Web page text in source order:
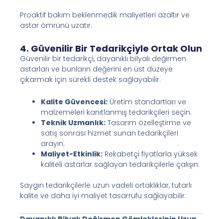
Proaktif bakım beklenmedik maliyetleri azaltır ve
astar ömrünü uzatır.
4. Güvenilir Bir Tedarikçiyle Ortak Olun
Güvenilir bir tedarikçi, dayanıklı bilyalı değirmen
astarları ve bunların değerini en üst düzeye
çıkarmak için sürekli destek sağlayabilir.
Kalite Güvencesi:Üretim standartları ve
malzemeleri kanıtlanmış tedarikçileri seçin.
Teknik Uzmanlık:Tasarım özelleştirme ve
satış sonrası hizmet sunan tedarikçileri
arayın.
Maliyet-Etkinlik:Rekabetçi fiyatlarla yüksek
kaliteli astarlar sağlayan tedarikçilerle çalışın.
Saygın tedarikçilerle uzun vadeli ortaklıklar, tutarlı
kalite ve daha iyi maliyet tasarrufu sağlayabilir.